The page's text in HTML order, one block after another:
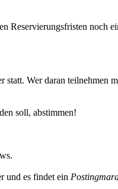
Reservierungsfristen noch
statt. Wer daran teilnehmen
soll, abstimmen!
und es findet ein